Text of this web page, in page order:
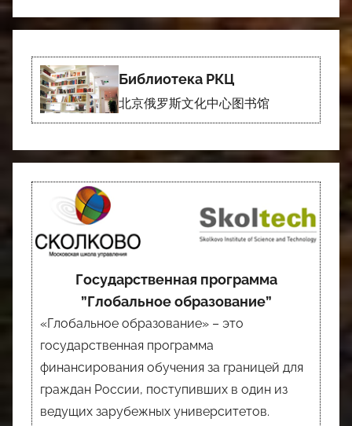
Библиотека РКЦ
北京俄罗斯文化中心图书馆
Государственная программа
”Глобальное образование”
«Глобальное образование» – это
государственная программа
финансирования обучения за границей для
граждан России, поступивших в один из
ведущих зарубежных университетов.